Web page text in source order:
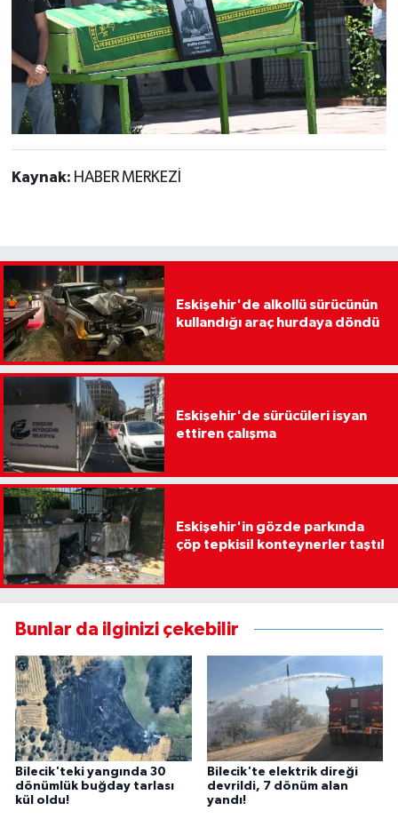
Kaynak: HABER MERKEZİ
Eskişehir'de alkollü sürücünün
kullandığı araç hurdaya döndü
Eskişehir'de sürücüleri isyan
ettiren çalışma
Eskişehir'in gözde parkında
çöp tepkisi! konteynerler taştı!
Bunlar da ilginizi çekebilir
Bilecik'teki yangında 30
dönümlük buğday tarlası
kül oldu!
Bilecik'te elektrik direği
devrildi, 7 dönüm alan
yandı!